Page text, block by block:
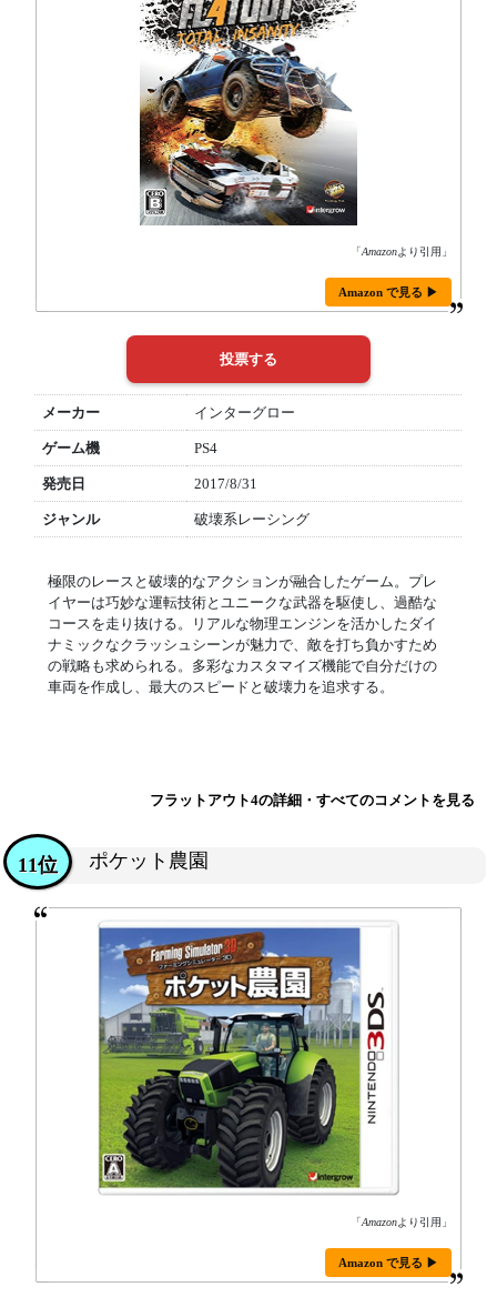
「Amazonより引用」
Amazon で見る ▶
メーカー インターグロー
ゲーム機 PS4
発売日 2017/8/31
ジャンル 破壊系レーシング
極限のレースと破壊的なアクションが融合したゲーム。プレ
イヤーは巧妙な運転技術とユニークな武器を駆使し、過酷な
コースを走り抜ける。リアルな物理エンジンを活かしたダイ
ナミックなクラッシュシーンが魅力で、敵を打ち負かすため
の戦略も求められる。多彩なカスタマイズ機能で自分だけの
車両を作成し、最大のスピードと破壊力を追求する。
フラットアウト4の詳細・すべてのコメントを見る
ポケット農園
11位
「Amazonより引用」
Amazon で見る ▶